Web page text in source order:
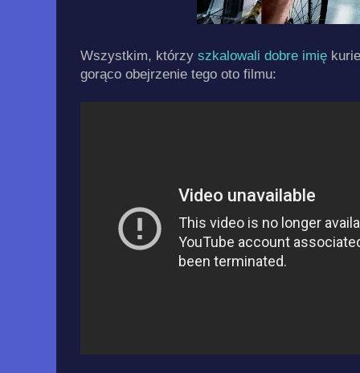
Wszystkim, którzy szkalowali dobre imię
gorąco obejrzenie tego oto filmu: